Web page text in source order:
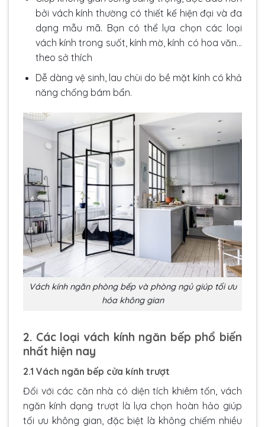
bởi vách kính thường có thiết kế hiện đại và đa
dạng mẫu mã. Bạn có thể lựa chọn các loại
vách kính trong suốt, kính mờ, kính có hoa văn…
theo sở thích
Dễ dàng vệ sinh, lau chùi do bề mặt kính có khả
năng chống bám bẩn.
Vách kính ngăn phòng bếp và phòng ngủ giúp tối ưu
hóa không gian
2. Các loại vách kính ngăn bếp phổ biến
nhất hiện nay
2.1 Vách ngăn bếp cửa kính trượt
Đối với các căn nhà có diện tích khiêm tốn, vách
ngăn kính dạng trượt là lựa chọn hoàn hảo giúp
tối ưu không gian, đặc biệt là không chiếm nhiều